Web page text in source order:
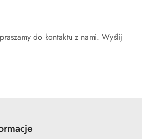
do kontaktu z nami. Wyślij